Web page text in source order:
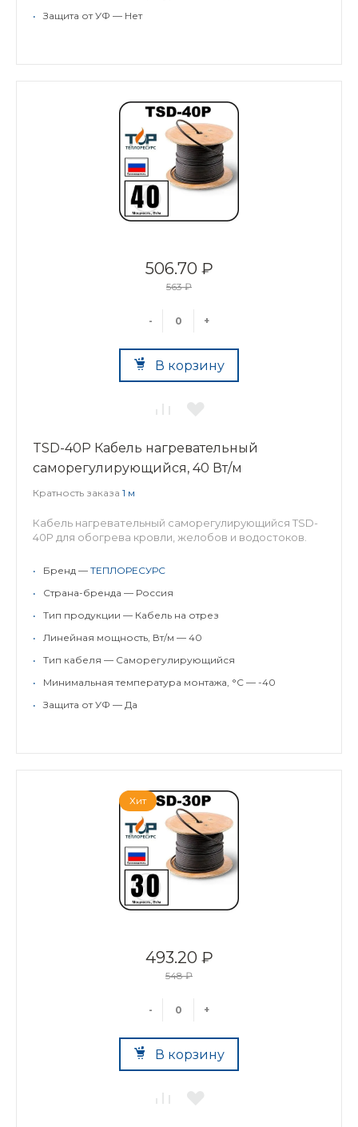
•
Защита от УФ — Нет
506.70 ₽
563 ₽
- +
В корзину
TSD-40P Кабель нагревательный
саморегулирующийся, 40 Вт/м
Кратность заказа 1 м
Кабель нагревательный саморегулирующийся TSD-
40P для обогрева кровли, желобов и водостоков.
• Бренд — ТЕПЛОРЕСУРС
•
Страна-бренда — Россия
•
Тип продукции — Кабель на отрез
•
Линейная мощность, Вт/м — 40
•
Тип кабеля — Саморегулирующийся
•
Минимальная температура монтажа, °C — -40
•
Защита от УФ — Да
Хит
493.20 ₽
548 ₽
- +
В корзину